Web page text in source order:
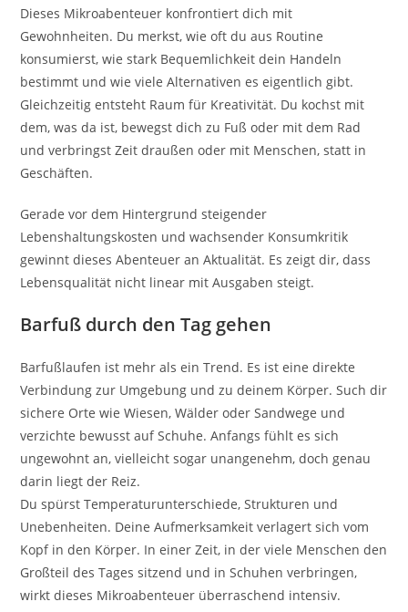
Dieses Mikroabenteuer konfrontiert dich mit
Gewohnheiten. Du merkst, wie oft du aus Routine
konsumierst, wie stark Bequemlichkeit dein Handeln
bestimmt und wie viele Alternativen es eigentlich gibt.
Gleichzeitig entsteht Raum für Kreativität. Du kochst mit
dem, was da ist, bewegst dich zu Fuß oder mit dem Rad
und verbringst Zeit draußen oder mit Menschen, statt in
Geschäften.
Gerade vor dem Hintergrund steigender
Lebenshaltungskosten und wachsender Konsumkritik
gewinnt dieses Abenteuer an Aktualität. Es zeigt dir, dass
Lebensqualität nicht linear mit Ausgaben steigt.
Barfuß durch den Tag gehen
Barfußlaufen ist mehr als ein Trend. Es ist eine direkte
Verbindung zur Umgebung und zu deinem Körper. Such dir
sichere Orte wie Wiesen, Wälder oder Sandwege und
verzichte bewusst auf Schuhe. Anfangs fühlt es sich
ungewohnt an, vielleicht sogar unangenehm, doch genau
darin liegt der Reiz.
Du spürst Temperaturunterschiede, Strukturen und
Unebenheiten. Deine Aufmerksamkeit verlagert sich vom
Kopf in den Körper. In einer Zeit, in der viele Menschen den
Großteil des Tages sitzend und in Schuhen verbringen,
wirkt dieses Mikroabenteuer überraschend intensiv.